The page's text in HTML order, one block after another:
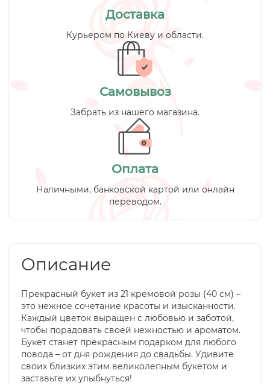
Доставка
Курьером по Киеву и области.
Самовывоз
Забрать из нашего магазина.
Оплата
Наличными, банковской картой или онлайн
переводом.
Описание
Прекрасный букет из 21 кремовой розы (40 см) –
это нежное сочетание красоты и изысканности.
Каждый цветок выращен с любовью и заботой,
чтобы порадовать своей нежностью и ароматом.
Букет станет прекрасным подарком для любого
повода – от дня рождения до свадьбы. Удивите
своих близких этим великолепным букетом и
заставьте их улыбнуться!